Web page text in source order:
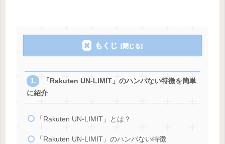
もくじ
「Rakuten UN-LIMIT」のハンパない特徴を簡単
に紹介
「Rakuten UN-LIMIT」とは？
「Rakuten UN-LIMIT」のハンパない特徴